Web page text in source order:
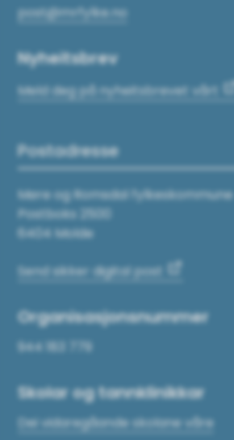
post@mrfylke.no
Nyheitsbrev
Meld deg på nyheitsbrevet vårt
Postadresse
Møre og Romsdal fylkeskommune
Postboks 2500
6404 Molde
Send sikker digital post
Organisasjonsnummer
944 183 779
Skolar og tannklinikkar
Dei vidaregåande skolane våre